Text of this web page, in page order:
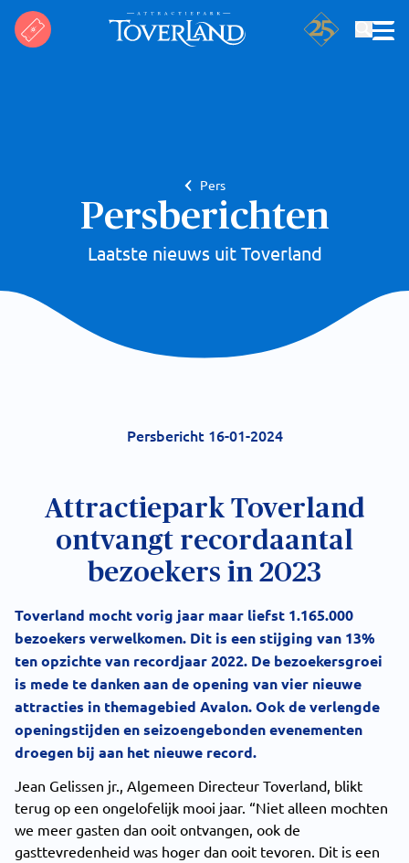
Pers
Persberichten
Laatste nieuws uit Toverland
Persbericht 16-01-2024
Attractiepark Toverland
ontvangt recordaantal
bezoekers in 2023
Toverland mocht vorig jaar maar liefst 1.165.000
bezoekers verwelkomen. Dit is een stijging van 13%
ten opzichte van recordjaar 2022. De bezoekersgroei
is mede te danken aan de opening van vier nieuwe
attracties in themagebied Avalon. Ook de verlengde
openingstijden en seizoengebonden evenementen
droegen bij aan het nieuwe record.
Jean Gelissen jr., Algemeen Directeur Toverland, blikt
terug op een ongelofelijk mooi jaar. “Niet alleen mochten
we meer gasten dan ooit ontvangen, ook de
gasttevredenheid was hoger dan ooit tevoren. Dit is een